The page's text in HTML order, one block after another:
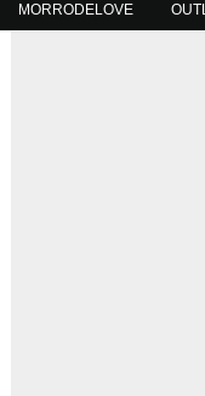
MORRODELOVE